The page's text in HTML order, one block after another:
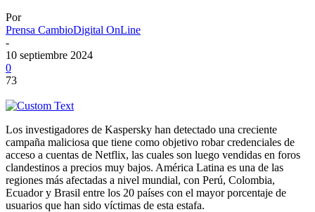
Por
Prensa CambioDigital OnLine
-
10 septiembre 2024
0
73
Los investigadores de Kaspersky han detectado una creciente
campaña maliciosa que tiene como objetivo robar credenciales de
acceso a cuentas de Netflix, las cuales son luego vendidas en foros
clandestinos a precios muy bajos. América Latina es una de las
regiones más afectadas a nivel mundial, con Perú, Colombia,
Ecuador y Brasil entre los 20 países con el mayor porcentaje de
usuarios que han sido víctimas de esta estafa.